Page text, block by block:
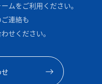
ムをご利用ください。
連絡も
せください。